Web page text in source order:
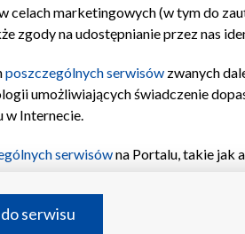
celach marketingowych (w tym do
zgody na udostępnianie przez nas
poszczególnych serwisów zwanych
umożliwiających świadczenie
w Internecie.
serwisówna Portalu, takie jak
informacji na urządzeniu lub dostęp
treści, wyboru
serwisu